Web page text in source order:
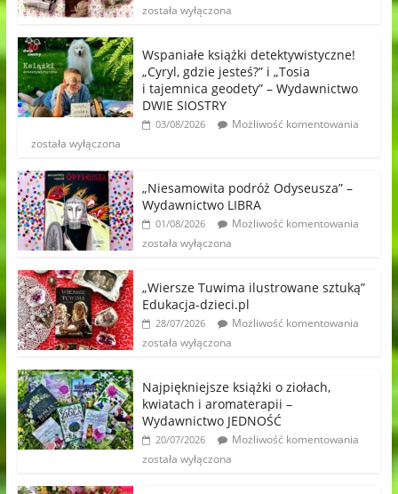
została wyłączona
Wspaniałe książki detektywistyczne!
„Cyryl, gdzie jesteś?” i „Tosia
i tajemnica geodety” – Wydawnictwo
DWIE SIOSTRY
03/08/2026
Możliwość komentowania
została wyłączona
„Niesamowita podróż Odyseusza” –
Wydawnictwo LIBRA
01/08/2026
Możliwość komentowania
została wyłączona
„Wiersze Tuwima ilustrowane sztuką”
Edukacja-dzieci.pl
28/07/2026
Możliwość komentowania
została wyłączona
Najpiękniejsze książki o ziołach,
kwiatach i aromaterapii –
Wydawnictwo JEDNOŚĆ
20/07/2026
Możliwość komentowania
została wyłączona